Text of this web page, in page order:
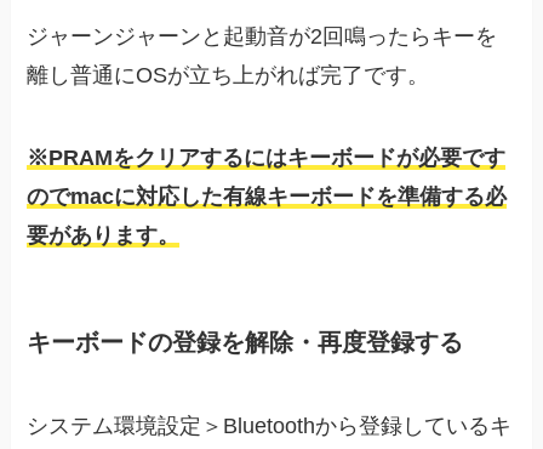
ジャーンジャーンと起動音が2回鳴ったらキーを
離し普通にOSが立ち上がれば完了です。
※PRAMをクリアするにはキーボードが必要です
のでmacに対応した有線キーボードを準備する必
要があります。
キーボードの登録を解除・再度登録する
システム環境設定＞Bluetoothから登録しているキ